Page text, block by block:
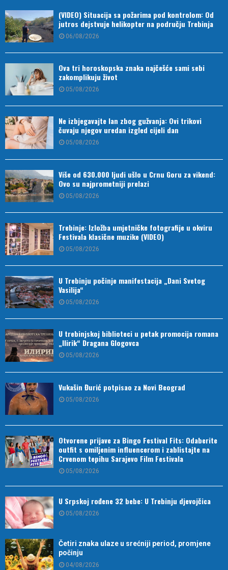
(VIDEO) Situacija sa požarima pod kontrolom: Od
jutros dejstvuje helikopter na području Trebinja
06/08/2026
Ova tri horoskopska znaka najčešće sami sebi
zakomplikuju život
05/08/2026
Ne izbjegavajte lan zbog gužvanja: Ovi trikovi
čuvaju njegov uredan izgled cijeli dan
05/08/2026
Više od 630.000 ljudi ušlo u Crnu Goru za vikend:
Ovo su najprometniji prelazi
05/08/2026
Trebinje: Izložba umjetničke fotografije u okviru
Festivala klasične muzike (VIDEO)
05/08/2026
U Trebinju počinje manifestacija „Dani Svetog
Vasilija“
05/08/2026
U trebinjskoj biblioteci u petak promocija romana
„Ilirik“ Dragana Glogovca
05/08/2026
Vukašin Đurić potpisao za Novi Beograd
05/08/2026
Otvorene prijave za Bingo Festival Fits: Odaberite
outfit s omiljenim influencerom i zablistajte na
Crvenom tepihu Sarajevo Film Festivala
05/08/2026
U Srpskoj rođene 32 bebe: U Trebinju djevojčica
05/08/2026
Četiri znaka ulaze u srećniji period, promjene
počinju
04/08/2026